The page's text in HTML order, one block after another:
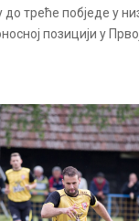
до треће побједе у
позицији у